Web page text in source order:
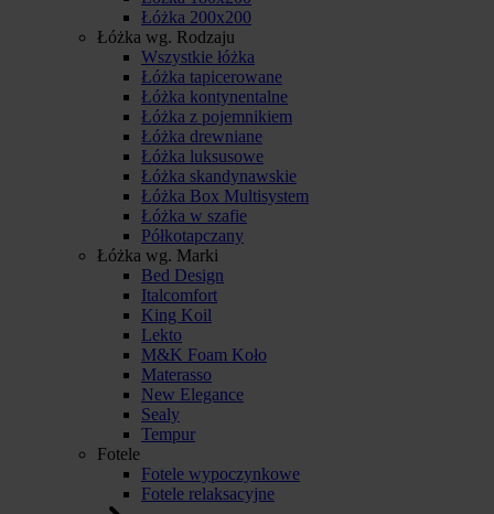
Łóżka 200x200
Łóżka wg. Rodzaju
Wszystkie łóżka
Łóżka tapicerowane
Łóżka kontynentalne
Łóżka z pojemnikiem
Łóżka drewniane
Łóżka luksusowe
Łóżka skandynawskie
Łóżka Box Multisystem
Łóżka w szafie
Półkotapczany
Łóżka wg. Marki
Bed Design
Italcomfort
King Koil
Lekto
M&K Foam Koło
Materasso
New Elegance
Sealy
Tempur
Fotele
Fotele wypoczynkowe
Fotele relaksacyjne